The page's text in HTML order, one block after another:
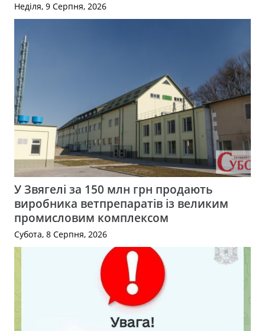
Неділя, 9 Серпня, 2026
У Звягелі за 150 млн грн продають
виробника ветпрепаратів із великим
промисловим комплексом
Субота, 8 Серпня, 2026